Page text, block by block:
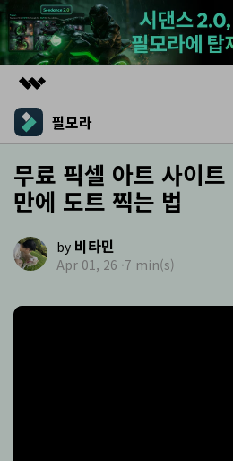
주요 제품
유틸리티
비즈니스
개요
회사 소개
뉴스룸
플랜 및 가격
필모라
제품
플랫폼
기능
AI
AI 기능 HOT
영상 편집 자료실
동영상 편집하기
도움말 센터
무료 픽셀 아트 사이
만에 도트 찍는 법
by 비타민
Apr 01, 26 ·7 min(s)